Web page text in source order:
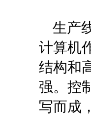
生产
计算机
结构和
强。控
写而成